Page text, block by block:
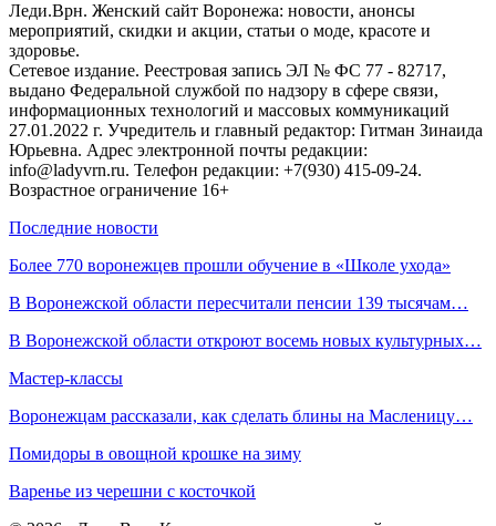
Леди.Врн. Женский сайт Воронежа: новости, анонсы
мероприятий, скидки и акции, статьи о моде, красоте и
здоровье.
Сетевое издание. Реестровая запись ЭЛ № ФС 77 - 82717,
выдано Федеральной службой по надзору в сфере связи,
информационных технологий и массовых коммуникаций
27.01.2022 г. Учредитель и главный редактор: Гитман Зинаида
Юрьевна. Адрес электронной почты редакции:
info@ladyvrn.ru. Телефон редакции: +7(930) 415-09-24.
Возрастное ограничение 16+
Последние новости
Более 770 воронежцев прошли обучение в «Школе ухода»
В Воронежской области пересчитали пенсии 139 тысячам…
В Воронежской области откроют восемь новых культурных…
Мастер-классы
Воронежцам рассказали, как сделать блины на Масленицу…
Помидоры в овощной крошке на зиму
Варенье из черешни с косточкой